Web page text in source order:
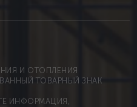
И ОТОПЛЕНИЯ
ТОВАРНЫЙ ЗНАК
ИНФОРМАЦИЯ,